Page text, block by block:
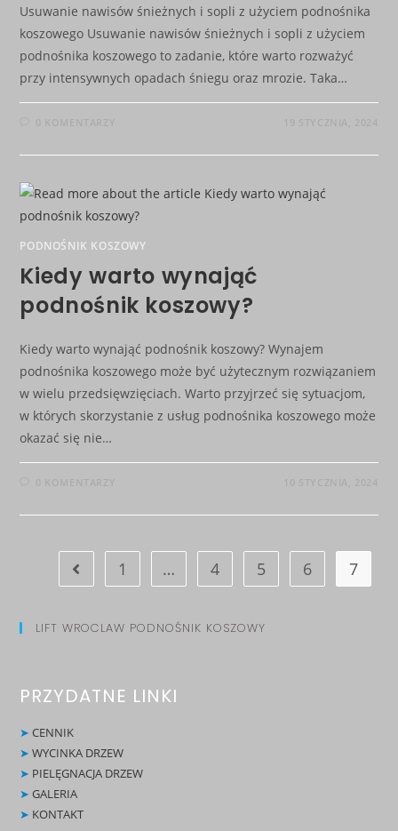
Usuwanie nawisów śnieżnych i sopli z użyciem podnośnika
koszowego Usuwanie nawisów śnieżnych i sopli z użyciem
podnośnika koszowego to zadanie, które warto rozważyć
przy intensywnych opadach śniegu oraz mrozie. Taka…
PODNOŚNIK KOSZOWY
Kiedy warto wynająć
podnośnik koszowy?
Kiedy warto wynająć podnośnik koszowy? Wynajem
podnośnika koszowego może być użytecznym rozwiązaniem
w wielu przedsięwzięciach. Warto przyjrzeć się sytuacjom,
w których skorzystanie z usług podnośnika koszowego może
okazać się nie…
1 … 4 5 6 7
LIFT WROCLAW PODNOŚNIK KOSZOWY
PRZYDATNE LINKI
➤CENNIK
➤WYCINKA DRZEW
➤ PIELĘGNACJA DRZEW
➤GALERIA
➤ KONTAKT